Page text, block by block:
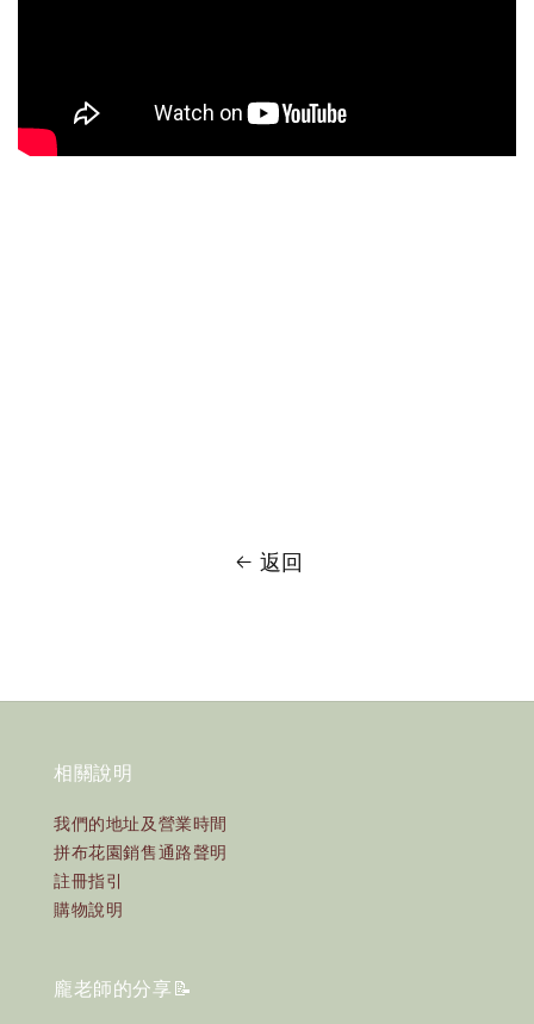
返回
相關說明
我們的地址及營業時間
拼布花園銷售通路聲明
註冊指引
購物說明
龐老師的分享📝